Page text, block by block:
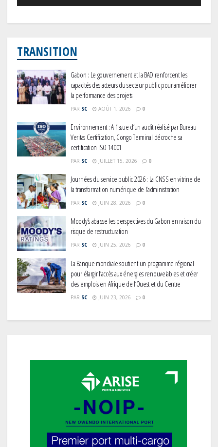
TRANSITION
Gabon : Le gouvernement et la BAD renforcent les
capacités des acteurs du secteur public pour améliorer
la performance des projets
PAR SC AOÛT 1, 2026 0
Environnement : A l’issue d’un audit réalisé par Bureau
Veritas Certification, Congo Terminal décroche sa
certification ISO 14001
PAR SC JUILLET 15, 2026 0
Journées du service public 2026 : La CNSS en vitrine de
la transformation numérique de l’administration
PAR SC JUIN 28, 2026 0
Moody’s abaisse les perspectives du Gabon en raison du
risque de restructuration
PAR SC JUIN 25, 2026 0
La Banque mondiale soutient un programme régional
pour élargir l’accès aux énergies renouvelables et créer
des emplois en Afrique de l’Ouest et du Centre
PAR SC JUIN 23, 2026 0